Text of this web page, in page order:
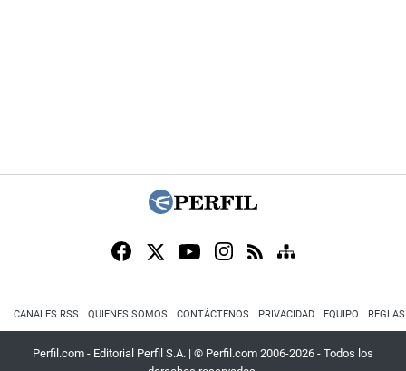
CANALES RSS QUIENES SOMOS CONTÁCTENOS PRIVACIDAD EQUIPO
Perfil.com - Editorial Perfil S.A. | © Perfil.com 2006-2026 - Todos los